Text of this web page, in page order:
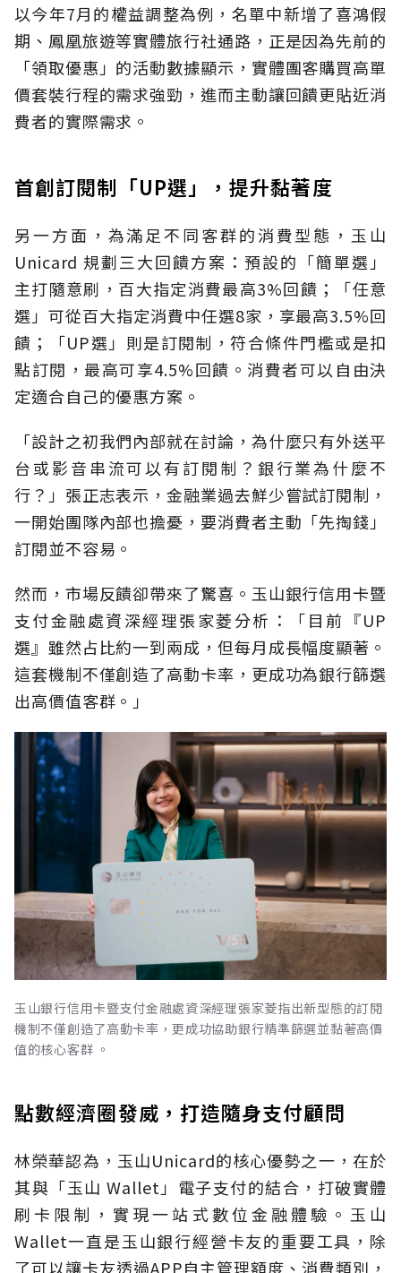
以今年7月的權益調整為例，名單中新增了喜鴻假
期、鳳凰旅遊等實體旅行社通路，正是因為先前的
「領取優惠」的活動數據顯示，實體團客購買高單
價套裝行程的需求強勁，進而主動讓回饋更貼近消
費者的實際需求。
首創訂閱制「UP選」，提升黏著度
另一方面，為滿足不同客群的消費型態，玉山
Unicard 規劃三大回饋方案：預設的「簡單選」
主打隨意刷，百大指定消費最高3%回饋；「任意
選」可從百大指定消費中任選8家，享最高3.5%回
饋；「UP選」則是訂閱制，符合條件門檻或是扣
點訂閱，最高可享4.5%回饋。消費者可以自由決
定適合自己的優惠方案。
「設計之初我們內部就在討論，為什麼只有外送平
台或影音串流可以有訂閱制？銀行業為什麼不
行？」張正志表示，金融業過去鮮少嘗試訂閱制，
一開始團隊內部也擔憂，要消費者主動「先掏錢」
訂閱並不容易。
然而，市場反饋卻帶來了驚喜。玉山銀行信用卡暨
支付金融處資深經理張家菱分析：「目前『UP
選』雖然占比約一到兩成，但每月成長幅度顯著。
這套機制不僅創造了高動卡率，更成功為銀行篩選
出高價值客群。」
玉山銀行信用卡暨支付金融處資深經理張家菱指出新型態的訂閱
機制不僅創造了高動卡率，更成功協助銀行精準篩選並黏著高價
值的核心客群 。
點數經濟圈發威，打造隨身支付顧問
林榮華認為，玉山Unicard的核心優勢之一，在於
其與「玉山 Wallet」電子支付的結合，打破實體
刷卡限制，實現一站式數位金融體驗。玉山
Wallet一直是玉山銀行經營卡友的重要工具，除
了可以讓卡友透過APP自主管理額度、消費類別，